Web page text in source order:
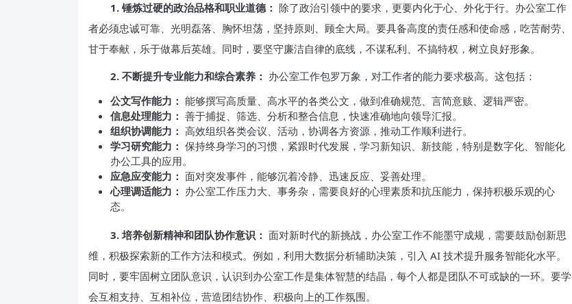
1. 锤炼过硬的政治品格和职业道德： 除了政治引领中的要求，更要内化于心、外化于行。办公室工作
者必须忠诚可靠、光明磊落、胸怀坦荡，坚持原则、顾全大局。要具备高度的责任感和使命感，吃苦耐劳、
甘于奉献，乐于做幕后英雄。同时，要坚守廉洁自律的底线，不谋私利、不搞特权，树立良好形象。
2. 不断提升专业能力和综合素养： 办公室工作包罗万象，对工作者的能力要求极高。这包括：
公文写作能力： 能够撰写高质量、高水平的各类公文，做到准确规范、言简意赅、逻辑严密。
信息处理能力： 善于捕捉、筛选、分析和整合信息，快速准确地向领导汇报。
组织协调能力： 高效组织各类会议、活动，协调各方资源，推动工作顺利进行。
学习研究能力： 保持终身学习的习惯，紧跟时代发展，学习新知识、新技能，特别是数字化、智能化
办公工具的应用。
应急应变能力： 面对突发事件，能够沉着冷静、迅速反应、妥善处理。
心理调适能力： 办公室工作压力大、事务杂，需要良好的心理素质和抗压能力，保持积极乐观的心
态。
3. 培养创新精神和团队协作意识： 面对新时代的新挑战，办公室工作不能墨守成规，需要鼓励创新思
维，积极探索新的工作方法和模式。例如，利用大数据分析辅助决策，引入 AI 技术提升服务智能化水平。
同时，要牢固树立团队意识，认识到办公室工作是集体智慧的结晶，每个人都是团队不可或缺的一环。要学
会互相支持、互相补位，营造团结协作、积极向上的工作氛围。